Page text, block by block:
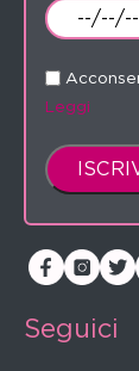
Leggi
Seguici